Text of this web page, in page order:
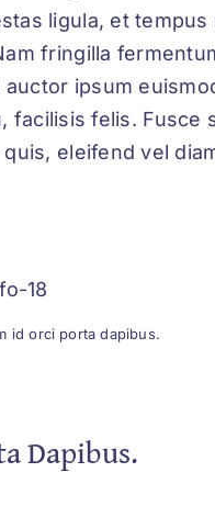
ligula, et tempus
fringilla
ipsum
facilisis felis. Fusce
eleifend vel
id orci porta dapibus.
Dapibus.